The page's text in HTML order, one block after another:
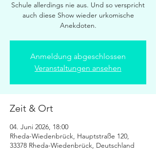
Schule allerdings nie aus. Und so verspricht
auch diese Show wieder urkomische
Anekdoten.
Anmeldung abgeschlossen
Veranstaltungen ansehen
Zeit & Ort
04. Juni 2026, 18:00
Rheda-Wiedenbrück, Hauptstraße 120,
33378 Rheda-Wiedenbrück, Deutschland